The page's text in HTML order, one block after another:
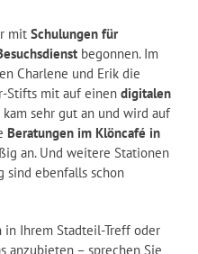
mit Schulungen für
begonnen. Im
Charlene und Erik die
Stifts mit auf einen digitalen
kam sehr gut an und wird auf
Beratungen im Klöncafé in
an. Und weitere Stationen
sind ebenfalls schon
in Ihrem Stadteil-Treff oder
anzubieten – sprechen Sie